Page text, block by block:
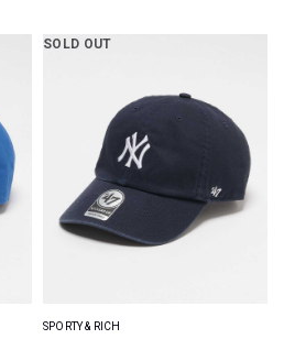
SOLD OUT
SPORTY & RICH